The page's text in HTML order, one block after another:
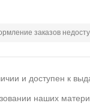
заказов
и доступен к
наших